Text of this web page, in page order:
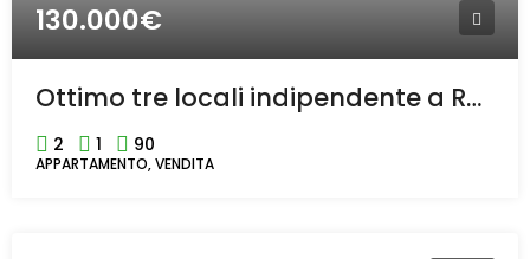
130.000€
Ottimo tre locali indipendente a Rho.
2 1 90
APPARTAMENTO, VENDITA